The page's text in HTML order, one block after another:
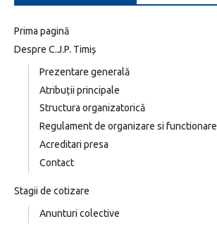
Prima pagină
Despre C.J.P. Timiș
Prezentare generală
Atribuții principale
Structura organizatorică
Regulament de organizare si functionare
Acreditari presa
Contact
Stagii de cotizare
Anunturi colective